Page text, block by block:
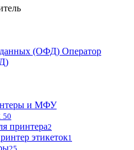
Оператор
и МФУ
50
принтера2
этикеток1